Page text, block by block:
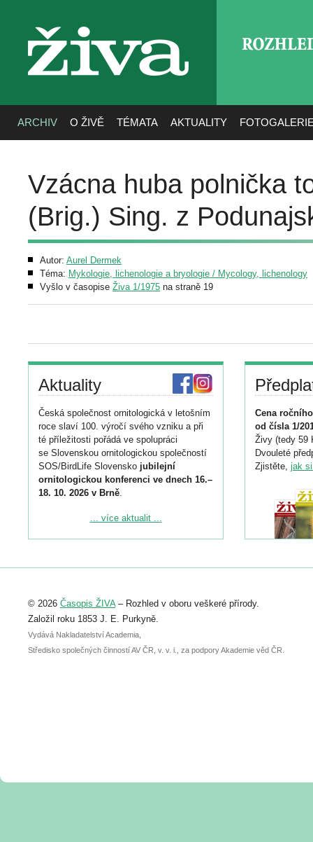
živa
ARCHIV O ŽIVĚ TÉMATA AKTUALITY
Vzácna huba polnička
(Brig.) Sing. z
Autor: Aurel Dermek
Téma: Mykologie, lichenologie a bryologie / Mycology, lichenology
Vyšlo v časopise Živa 1/1975 na straně 19
Aktuality
Česká společnost ornitologická v letošním
roce slaví 100. výročí svého vzniku a při
té příležitosti pořádá ve spolupráci
se Slovenskou ornitologickou společností
SOS/BirdLife Slovensko jubilejní
ornitologickou konferenci ve dnech 16.–
18. 10. 2026 v Brně.
Podrobnější informace ke konferenci
Registrovat se můžete do 6. září.
abstraktu přihlášené přednášky nebo
posteru je už 30. června.
... více aktualit ...
Cena
od čísla 1/
Živy (tedy 59
Dvouleté
Zjistěte, jak
© 2026 Časopis ŽIVA– Rozhled v oboru veškeré přírody.
Založil roku 1853 J. E. Purkyně.
Vydává Nakladatelství Academia,
Středisko společných činností AV ČR, v. v. i., za podpory Akademie věd ČR.